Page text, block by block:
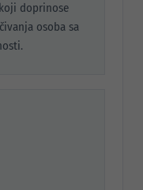
doprinose
osoba sa